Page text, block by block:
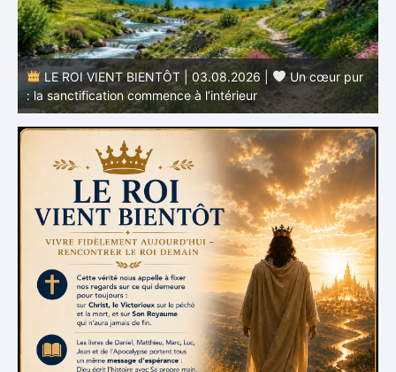
LE ROI VIENT BIENTÔT | 02.08.2026 |
Devenir
semblable au Christ : Une transformation de l’intérieur